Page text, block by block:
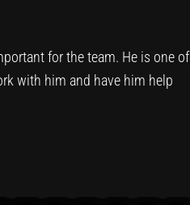
for the team. He is one of
with him and have him help